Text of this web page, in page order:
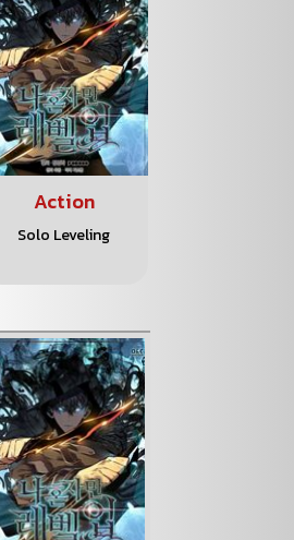
Action
Solo Leveling